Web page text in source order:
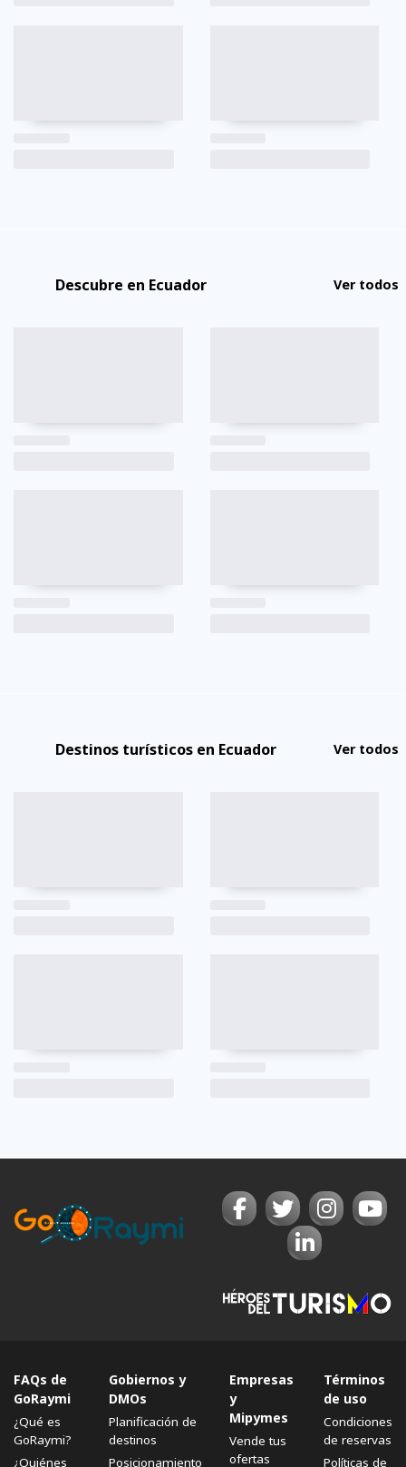
Descubre en Ecuador Ver todos
Destinos turísticos en Ecuador Ver todos
FAQs de
GoRaymi
¿Qué es
GoRaymi?
¿Quiénes
Gobiernos y
DMOs
Planificación de
destinos
Posicionamiento
Empresas
y
Mipymes
Vende tus
ofertas
Términos
de uso
Condiciones
de reservas
Políticas de